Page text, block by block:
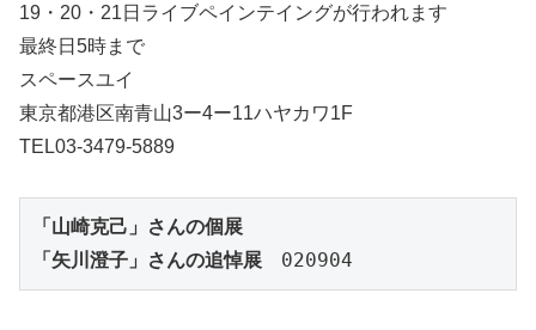
19・20・21日ライブペインテイングが行われます
最終日5時まで
スペースユイ
東京都港区南青山3ー4ー11ハヤカワ1F
TEL03-3479-5889
「山崎克己」さんの個展
「矢川澄子」さんの追悼展 020904